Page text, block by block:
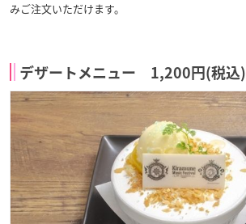
みご注文いただけます。
デザートメニュー 1,200円(税込)